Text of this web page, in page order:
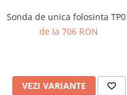
Sonda de unica folosinta
de la 706 RON
VEZI VARIANTE